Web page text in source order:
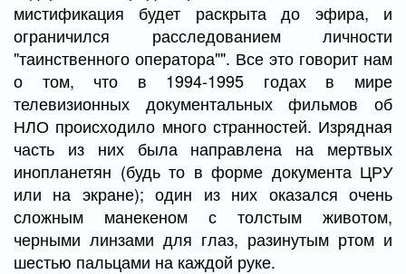
мистификация будет раскрыта до эфира, и
ограничился расследованием личности
"таинственного оператора"". Все это говорит нам
о том, что в 1994-1995 годах в мире
телевизионных документальных фильмов об
НЛО происходило много странностей. Изрядная
часть из них была направлена на мертвых
инопланетян (будь то в форме документа ЦРУ
или на экране); один из них оказался очень
сложным манекеном с толстым животом,
черными линзами для глаз, разинутым ртом и
шестью пальцами на каждой руке.